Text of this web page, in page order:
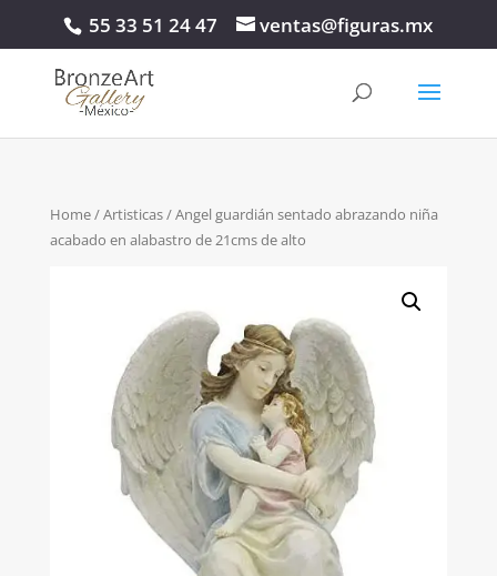
55 33 51 24 47 ventas@figuras.mx
Home/Artisticas/ Angel guardián sentado abrazando niña
acabado en alabastro de 21cms de alto